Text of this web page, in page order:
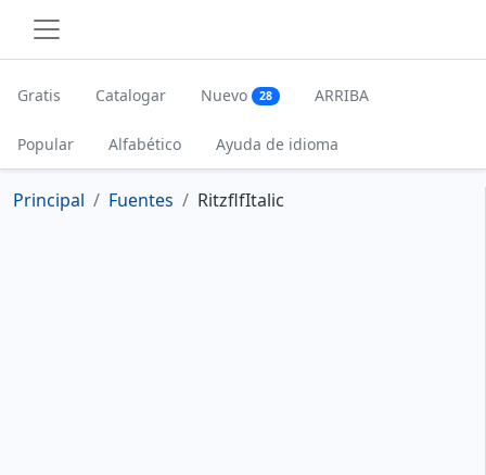
Gratis Catalogar Nuevo 28 ARRIBA
Popular Alfabético Ayuda de idioma
Principal Fuentes RitzflfItalic